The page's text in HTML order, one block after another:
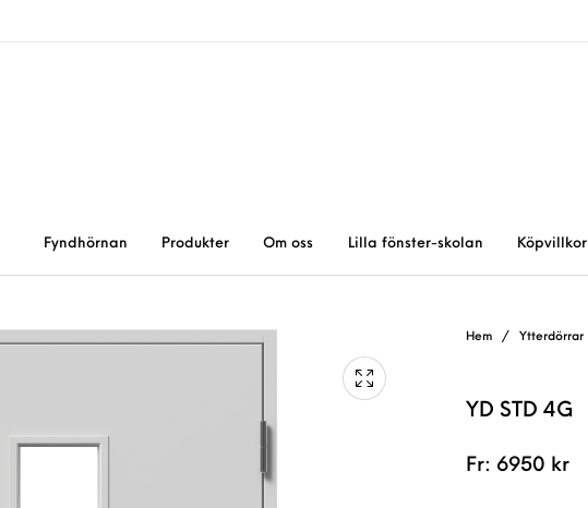
Fyndhörnan Produkter Om oss Lilla fönster-skolan Köpvillkor
Hem / Ytterdörrar
YD STD 4G
Fr: 6950 kr